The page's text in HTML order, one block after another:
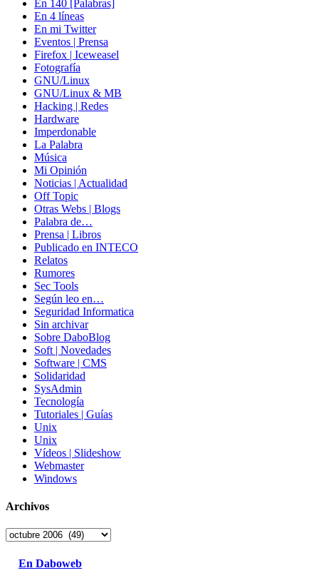
En 140 [Palabras]
En 4 líneas
En mi Twitter
Eventos | Prensa
Firefox | Iceweasel
Fotografía
GNU/Linux
GNU/Linux & MB
Hacking | Redes
Hardware
Imperdonable
La Palabra
Música
Mi Opinión
Noticias | Actualidad
Off Topic
Otras Webs | Blogs
Palabra de…
Prensa | Libros
Publicado en INTECO
Relatos
Rumores
Sec Tools
Según leo en…
Seguridad Informatica
Sin archivar
Sobre DaboBlog
Soft | Novedades
Software | CMS
Solidaridad
SysAdmin
Tecnología
Tutoriales | Guías
Unix
Unix
Vídeos | Slideshow
Webmaster
Windows
Archivos
Archivos
En Daboweb